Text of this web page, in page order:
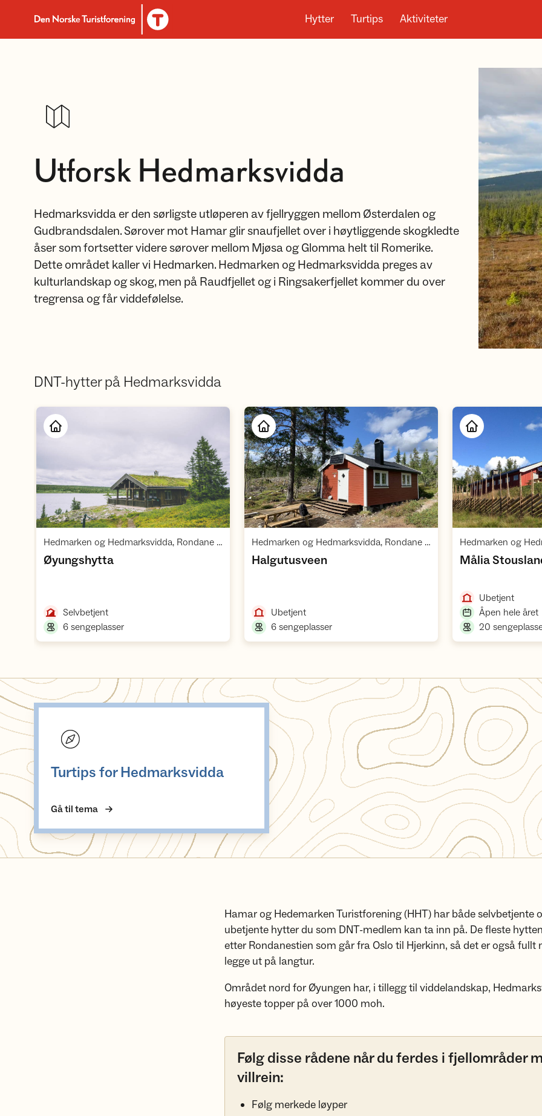
Til DNT.no forside
Hytter Turtips Aktiviteter
Utforsk Hedmarksvidda
Hedmarksvidda er den sørligste utløperen av fjellryggen mellom Østerdalen og
Gudbrandsdalen. Sørover mot Hamar glir snaufjellet over i høytliggende skogkledte
åser som fortsetter videre sørover mellom Mjøsa og Glomma helt til Romerike.
Dette området kaller vi Hedmarken. Hedmarken og Hedmarksvidda preges av
kulturlandskap og skog, men på Raudfjellet og i Ringsakerfjellet kommer du over
tregrensa og får viddefølelse.
DNT-hytter på Hedmarksvidda
Åpne hytte
Hedmarken og Hedmarksvidda, Rondane villreinområde 1
,
Øyungshytta,
Selvbetjent,
6 sengeplasser,
Åpne hytte
Hedmarken og Hedmarksvidda, Rondane villreinområde 1
,
Halgutusveen,
Ubetjent,
6 sengeplasser,
Målia
Ubetjent,
Åpen hele året,
20
Turtips for Hedmarksvidda
Gå til tema
Hamar og Hedemarken Turistforening (HHT) har både selvbetjente
ubetjente hytter du som DNT-medlem kan ta inn på. De fleste
etter Rondanestien som går fra Oslo til Hjerkinn, så det er også fullt
legge ut på langtur.
Området nord for Øyungen har, i tillegg til viddelandskap,
høyeste topper på over 1000 moh.
Følg disse rådene når du ferdes i fjellområder
villrein:
Følg merkede løyper